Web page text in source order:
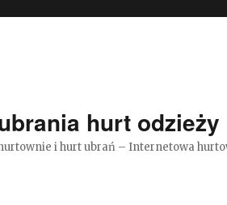
hurt odzieży
i hurt ubrań – Internetowa